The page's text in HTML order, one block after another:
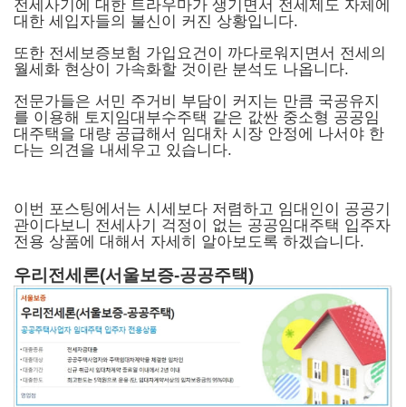
전세사기에 대한 트라우마가 생기면서 전세제도 자체에
대한 세입자들의 불신이 커진 상황입니다.
또한 전세보증보험 가입요건이 까다로워지면서 전세의
월세화 현상이 가속화할 것이란 분석도 나옵니다.
전문가들은 서민 주거비 부담이 커지는 만큼 국공유지
를 이용해 토지임대부수주택 같은 값싼 중소형 공공임
대주택을 대량 공급해서 임대차 시장 안정에 나서야 한
다는 의견을 내세우고 있습니다.
이번 포스팅에서는 시세보다 저렴하고 임대인이 공공기
관이다보니 전세사기 걱정이 없는 공공임대주택 입주자
전용 상품에 대해서 자세히 알아보도록 하겠습니다.
우리전세론(서울보증-공공주택)